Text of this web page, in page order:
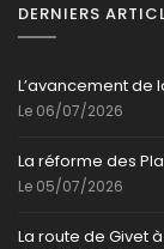
DERNIERS
L’avancement de
Le 06/07/2026
La réforme des
Le 05/07/2026
La route de Givet